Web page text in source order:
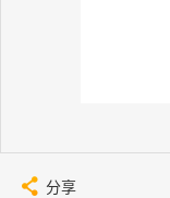
分享